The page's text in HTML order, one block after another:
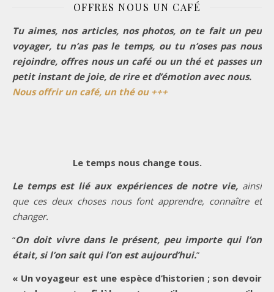
OFFRES NOUS UN CAFÉ
Tu aimes, nos articles, nos photos, on te fait un peu
voyager, tu n’as pas le temps, ou tu n’oses pas nous
rejoindre, offres nous un café ou un thé et passes un
petit instant de joie, de rire et d’émotion avec nous.
Nous offrir un café, un thé ou +++
Le temps nous change tous.
Le temps est lié aux expériences de notre vie, ainsi
que ces deux choses nous font apprendre, connaître et
changer.
“On doit vivre dans le présent, peu importe qui l’on
était, si l’on sait qui l’on est aujourd’hui.”
« Un voyageur est une espèce d’historien ; son devoir